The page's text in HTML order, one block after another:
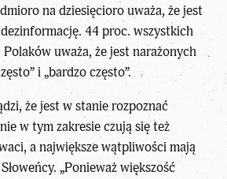
na dziesięcioro uważa, że jest
44 proc. wszystkich
uważa, że jest narażonych
i „bardzo często”.
że jest w stanie rozpoznać
w tym zakresie czują się też
a największe wątpliwości mają
„Ponieważ większość